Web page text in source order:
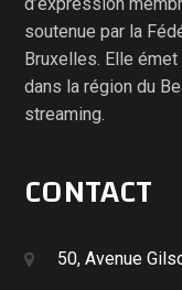
soutenue par la
Bruxelles. Elle
dans la région du
streaming.
CONTACT
50, Avenue